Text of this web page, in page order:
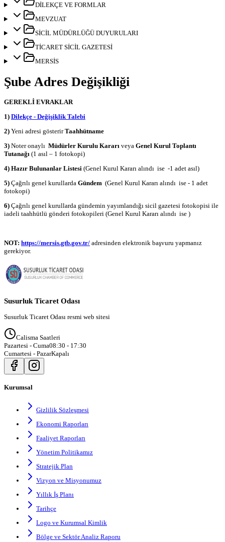
DİLEKÇE VE FORMLAR
MEVZUAT
SİCİL MÜDÜRLÜĞÜ DUYURULARI
TİCARET SİCİL GAZETESİ
MERSİS
Şube Adres Değişikliği
GEREKLİ EVRAKLAR
1) Dilekçe - Değişiklik Talebi
2) Yeni adresi gösterirTaahhütname
3) Noter onaylı Müdürler Kurulu Kararı veya Genel Kurul Toplantı
Tutanağı (1 asıl – 1 fotokopi)
4) Hazır Bulunanlar Listesi (Genel Kurul Kararı alındı ise -1 adet asıl)
5) Çağrılı genel kurullarda Gündem (Genel Kurul Kararı alındı ise - 1 adet
fotokopi)
6) Çağrılı genel kurullarda gündemin yayımlandığı sicil gazetesi fotokopisi ile
iadeli taahhütlü gönderi fotokopileri (Genel Kurul Kararı alındı ise )
NOT: https://mersis.gtb.gov.tr/ adresinden elektronik başvuru yapmanız
gerekiyor.
Susurluk Ticaret Odası
Susurluk Ticaret Odası resmi web sitesi
Calisma Saatleri
Pazartesi - Cuma08:30 - 17:30
Cumartesi - PazarKapalı
Kurumsal
Gizlilik Sözleşmesi
Ekonomi Raporları
Faaliyet Raporları
Yönetim Politikamız
Stratejik Plan
Vizyon ve Misyonumuz
Yıllık İş Planı
Tarihçe
Logo ve Kurumsal Kimlik
Bölge ve Sektör Analiz Raporu